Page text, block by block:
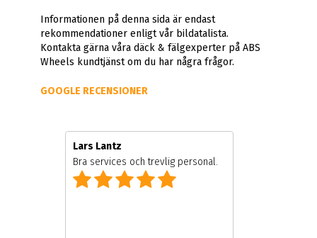
Informationen på denna sida är endast
rekommendationer enligt vår bildatalista.
Kontakta gärna våra däck & fälgexperter på ABS
Wheels kundtjänst om du har några frågor.
GOOGLE RECENSIONER
Lars Lantz
Bra services och trevlig personal.